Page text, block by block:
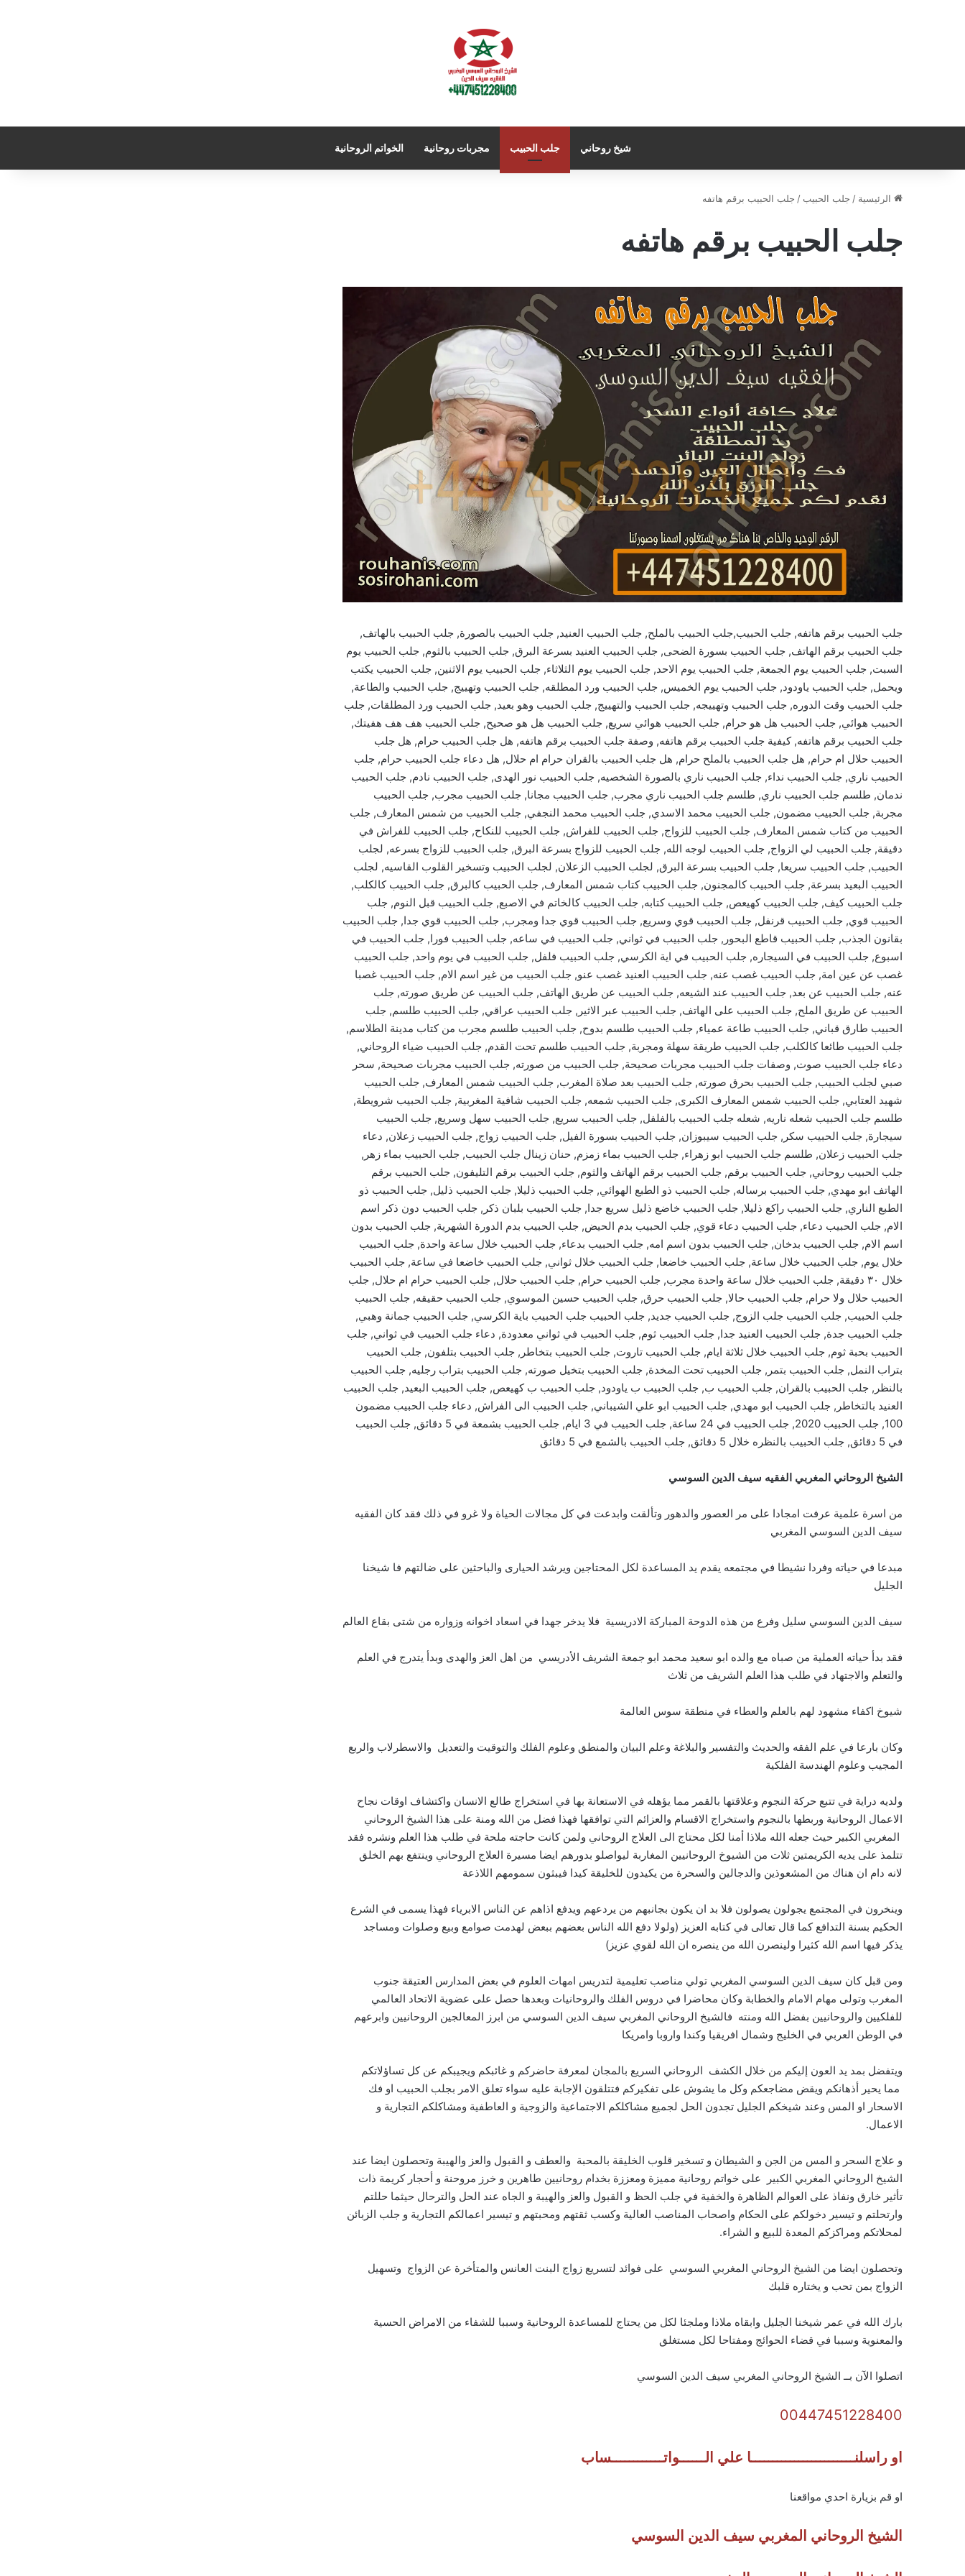
شيخ روحاني جلب الحبيب مجربات روحانية الخواتم الروحانية
الرئيسية / جلب الحبيب / جلب الحبيب برقم هاتفه
جلب الحبيب برقم هاتفه
جلب الحبيب برقم هاتفه, جلب الحبيب,جلب الحبيب بالملح, جلب الحبيب العنيد, جلب الحبيب بالصورة, جلب الحبيب بالهاتف,
جلب الحبيب برقم الهاتف, جلب الحبيب بسورة الضحى, جلب الحبيب العنيد بسرعة البرق, جلب الحبيب بالثوم, جلب الحبيب يوم
السبت, جلب الحبيب يوم الجمعة, جلب الحبيب يوم الاحد, جلب الحبيب يوم الثلاثاء, جلب الحبيب يوم الاثنين, جلب الحبيب يكتب
ويحمل, جلب الحبيب ياودود, جلب الحبيب يوم الخميس, جلب الحبيب ورد المطلقه, جلب الحبيب وتهييج, جلب الحبيب والطاعة,
جلب الحبيب وقت الدوره, جلب الحبيب وتهييجه, جلب الحبيب والتهييج, جلب الحبيب وهو بعيد, جلب الحبيب ورد المطلقات, جلب
الحبيب هوائي, جلب الحبيب هل هو حرام, جلب الحبيب هوائي سريع, جلب الحبيب هل هو صحيح, جلب الحبيب هف هف هفيتك,
جلب الحبيب برقم هاتفه, كيفية جلب الحبيب برقم هاتفه, وصفة جلب الحبيب برقم هاتفه, هل جلب الحبيب حرام, هل جلب
الحبيب حلال ام حرام, هل جلب الحبيب بالملح حرام, هل جلب الحبيب بالقران حرام ام حلال, هل دعاء جلب الحبيب حرام, جلب
الحبيب ناري, جلب الحبيب نداء, جلب الحبيب ناري بالصورة الشخصيه, جلب الحبيب نور الهدى, جلب الحبيب نادم, جلب الحبيب
ندمان, طلسم جلب الحبيب ناري, طلسم جلب الحبيب ناري مجرب, جلب الحبيب مجانا, جلب الحبيب مجرب, جلب الحبيب
مجربة, جلب الحبيب مضمون, جلب الحبيب محمد الاسدي, جلب الحبيب محمد النجفي, جلب الحبيب من شمس المعارف, جلب
الحبيب من كتاب شمس المعارف, جلب الحبيب للزواج, جلب الحبيب للفراش, جلب الحبيب للنكاح, جلب الحبيب للفراش في
دقيقة, جلب الحبيب لي الزواج, جلب الحبيب لوجه الله, جلب الحبيب للزواج بسرعة البرق, جلب الحبيب للزواج بسرعه, لجلب
الحبيب, جلب الحبيب سريعا, جلب الحبيب بسرعة البرق, لجلب الحبيب الزعلان, لجلب الحبيب وتسخير القلوب القاسيه, لجلب
الحبيب البعيد بسرعة, جلب الحبيب كالمجنون, جلب الحبيب كتاب شمس المعارف, جلب الحبيب كالبرق, جلب الحبيب كالكلب,
جلب الحبيب كيف, جلب الحبيب كهيعص, جلب الحبيب كتابه, جلب الحبيب كالخاتم في الاصبع, جلب الحبيب قبل النوم, جلب
الحبيب قوي, جلب الحبيب قرنفل, جلب الحبيب قوي وسريع, جلب الحبيب قوي جدا ومجرب, جلب الحبيب قوي جدا, جلب الحبيب
بقانون الجذب, جلب الحبيب قاطع البحور, جلب الحبيب في ثواني, جلب الحبيب في ساعه, جلب الحبيب فورا, جلب الحبيب في
اسبوع, جلب الحبيب في السيجاره, جلب الحبيب في اية الكرسي, جلب الحبيب فلفل, جلب الحبيب في يوم واحد, جلب الحبيب
غصب عن عين امة, جلب الحبيب غصب عنه, جلب الحبيب العنيد غصب عنو, جلب الحبيب من غير اسم الام, جلب الحبيب غصبا
عنه, جلب الحبيب عن بعد, جلب الحبيب عند الشيعه, جلب الحبيب عن طريق الهاتف, جلب الحبيب عن طريق صورته, جلب
الحبيب عن طريق الملح, جلب الحبيب على الهاتف, جلب الحبيب عبر الاثير, جلب الحبيب عراقي, جلب الحبيب طلسم, جلب
الحبيب طارق قباني, جلب الحبيب طاعة عمياء, جلب الحبيب طلسم بدوح, جلب الحبيب طلسم مجرب من كتاب مدينة الطلاسم,
جلب الحبيب طائعا كالكلب, جلب الحبيب طريقة سهلة ومجربة, جلب الحبيب طلسم تحت القدم, جلب الحبيب ضياء الروحاني,
دعاء جلب الحبيب صوت, وصفات جلب الحبيب مجربات صحيحة, جلب الحبيب من صورته, جلب الحبيب مجربات صحيحة, سحر
صبي لجلب الحبيب, جلب الحبيب بحرق صورته, جلب الحبيب بعد صلاة المغرب, جلب الحبيب شمس المعارف, جلب الحبيب
شهيد العتابي, جلب الحبيب شمس المعارف الكبرى, جلب الحبيب شمعه, جلب الحبيب شافية المغربية, جلب الحبيب شرويطة,
طلسم جلب الحبيب شعله ناريه, شعله جلب الحبيب بالفلفل, جلب الحبيب سريع, جلب الحبيب سهل وسريع, جلب الحبيب
سيجارة, جلب الحبيب سكر, جلب الحبيب سيبوزان, جلب الحبيب بسورة الفيل, جلب الحبيب زواج, جلب الحبيب زعلان, دعاء
جلب الحبيب زعلان, طلسم جلب الحبيب ابو زهراء, جلب الحبيب بماء زمزم, حنان زينال جلب الحبيب, جلب الحبيب بماء زهر,
جلب الحبيب روحاني, جلب الحبيب برقم, جلب الحبيب برقم الهاتف والثوم, جلب الحبيب برقم التليفون, جلب الحبيب برقم
الهاتف ابو مهدي, جلب الحبيب برساله, جلب الحبيب ذو الطبع الهوائي, جلب الحبيب ذليلا, جلب الحبيب ذليل, جلب الحبيب ذو
الطبع الناري, جلب الحبيب راكع ذليلا, جلب الحبيب خاضع ذليل سريع جدا, جلب الحبيب بلبان ذكر, جلب الحبيب دون ذكر اسم
الام, جلب الحبيب دعاء, جلب الحبيب دعاء قوي, جلب الحبيب بدم الحيض, جلب الحبيب بدم الدورة الشهرية, جلب الحبيب بدون
اسم الام, جلب الحبيب بدخان, جلب الحبيب بدون اسم امه, جلب الحبيب بدعاء, جلب الحبيب خلال ساعة واحدة, جلب الحبيب
خلال يوم, جلب الحبيب خلال ساعة, جلب الحبيب خاضعا, جلب الحبيب خلال ثواني, جلب الحبيب خاضعا في ساعة, جلب الحبيب
خلال ٣٠ دقيقة, جلب الحبيب خلال ساعة واحدة مجرب, جلب الحبيب حرام, جلب الحبيب حلال, جلب الحبيب حرام ام حلال, جلب
الحبيب حلال ولا حرام, جلب الحبيب حالا, جلب الحبيب حرق, جلب الحبيب حسين الموسوي, جلب الحبيب حقيقه, جلب الحبيب
جلب الحبيب, جلب الحبيب جلب الزوج, جلب الحبيب جديد, جلب الحبيب جلب الحبيب باية الكرسي, جلب الحبيب جمانة وهبي,
جلب الحبيب جدة, جلب الحبيب العنيد جدا, جلب الحبيب ثوم, جلب الحبيب في ثواني معدودة, دعاء جلب الحبيب في ثواني, جلب
الحبيب بحبة ثوم, جلب الحبيب خلال ثلاثة ايام, جلب الحبيب تاروت, جلب الحبيب بتخاطر, جلب الحبيب بتلفون, جلب الحبيب
بتراب النمل, جلب الحبيب بتمر, جلب الحبيب تحت المخدة, جلب الحبيب بتخيل صورته, جلب الحبيب بتراب رجليه, جلب الحبيب
بالنظر, جلب الحبيب بالقران, جلب الحبيب ب, جلب الحبيب ب ياودود, جلب الحبيب ب كهيعص, جلب الحبيب البعيد, جلب الحبيب
العنيد بالتخاطر, جلب الحبيب ابو مهدي, جلب الحبيب ابو علي الشيباني, جلب الحبيب الى الفراش, دعاء جلب الحبيب مضمون
100, جلب الحبيب 2020, جلب الحبيب في 24 ساعة, جلب الحبيب في 3 ايام, جلب الحبيب بشمعة في 5 دقائق, جلب الحبيب
في 5 دقائق, جلب الحبيب بالنظره خلال 5 دقائق, جلب الحبيب بالشمع في 5 دقائق
الشيخ الروحاني المغربي الفقيه سيف الدين السوسي
من اسرة علمية عرفت امجادا على مر العصور والدهور وتألقت وابدعت في كل مجالات الحياة ولا غرو في ذلك فقد كان الفقيه
سيف الدين السوسي المغربي
مبدعا في حياته وفردا نشيطا في مجتمعه يقدم يد المساعدة لكل المحتاجين ويرشد الحيارى والباحثين على ضالتهم فا شيخنا
الجليل
سيف الدين السوسي سليل وفرع من هذه الدوحة المباركة الادريسية فلا يدخر جهدا في اسعاد اخوانه وزواره من شتى بقاع العالم
فقد بدأ حياته العملية من صباه مع والده ابو سعيد محمد ابو جمعة الشريف الأدريسي من اهل العز والهدى وبدأ يتدرج في العلم
والتعلم والاجتهاد في طلب هذا العلم الشريف من ثلاث
شيوخ اكفاء مشهود لهم بالعلم والعطاء في منطقة سوس العالمة
وكان بارعا في علم الفقه والحديث والتفسير والبلاغة وعلم البيان والمنطق وعلوم الفلك والتوقيت والتعديل والاسطرلاب والربع
المجيب وعلوم الهندسة الفلكية
ولديه دراية في تتبع حركة النجوم وعلاقتها بالقمر مما يؤهله في الاستعانة بها في استخراج طالع الانسان واكتشاف اوقات نجاح
الاعمال الروحانية وربطها بالنجوم واستخراج الاقسام والعزائم التي توافقها فهذا فضل من الله ومنة على هذا الشيخ الروحاني
المغربي الكبير حيث جعله الله ملاذا أمنا لكل محتاج الى العلاج الروحاني ولمن كانت حاجته ملحة في طلب هذا العلم ونشره فقد
تتلمذ على يديه الكريمتين ثلات من الشيوخ الروحانيين المغاربة ليواصلو بدورهم ايضا مسيرة العلاج الروحاني وينتفع بهم الخلق
لانه دام ان هناك من المشعوذين والدجالين والسحرة من يكيدون للخليقة كيدا فيبثون سمومهم اللاذعة
وينخرون في المجتمع يجولون يصولون فلا بد ان يكون بجانبهم من يردعهم ويدفع اذاهم عن الناس الابرياء فهذا يسمى في الشرع
الحكيم بسنة التدافع كما قال تعالى في كتابه العزيز (ولولا دفع الله الناس بعضهم ببعض لهدمت صوامع وبيع وصلوات ومساجد
يذكر فيها اسم الله كثيرا ولينصرن الله من ينصره ان الله لقوي عزيز)
ومن قبل كان سيف الدين السوسي المغربي تولي مناصب تعليمية لتدريس امهات العلوم في بعض المدارس العتيقة جنوب
المغرب وتولى مهام الامام والخطابة وكان محاضرا في دروس الفلك والروحانيات وبعدها حصل على عضوية الاتحاد العالمي
للفلكيين والروحانيين بفضل الله ومنته فالشيخ الروحاني المغربي سيف الدين السوسي من ابرز المعالجين الروحانيين وابرعهم
في الوطن العربي في الخليج وشمال افريقيا وكندا واروبا وامريكا
ويتفضل بمد يد العون إليكم من خلال الكشف الروحاني السريع بالمجان لمعرفة حاضركم و غائبكم ويجيبكم عن كل تساؤلاتكم
مما يحير أذهانكم ويقض مضاجعكم وكل ما يشوش على تفكيركم فتتلقون الإجابة عليه سواء تعلق الامر بجلب الحبيب او فك
الاسحار او المس وعند شيخكم الجليل تجدون الحل لجميع مشاكلكم الاجتماعية والزوجية و العاطفية ومشاكلكم التجارية و
الاعمال.
و علاج السحر و المس من الجن و الشيطان و تسخير قلوب الخليقة بالمحبة والعطف و القبول والعز والهيبة وتحصلون ايضا عند
الشيخ الروحاني المغربي الكبير على خواتم روحانية مميزة ومعززة بخدام روحانيين طاهرين و خرز مروحنة و أحجار كريمة ذات
تأثير خارق ونفاذ على العوالم الظاهرة والخفية في جلب الحظ و القبول والعز والهيبة و الجاه عند الحل والترحال حيثما حللتم
وارتحلتم و تيسير دخولكم على الحكام واصحاب المناصب العالية وكسب ثقتهم ومحبتهم و تيسير اعمالكم التجارية و جلب الزبائن
لمحلاتكم ومراكزكم المعدة للبيع و الشراء.
وتحصلون ايضا من الشيخ الروحاني المغربي السوسي على فوائد لتسريع زواج البنت العانس والمتأخرة عن الزواج وتسهيل
الزواج بمن تحب و يختاره قلبك
بارك الله في عمر شيخنا الجليل وابقاه ملاذا وملجئا لكل من يحتاج للمساعدة الروحانية وسببا للشفاء من الامراض الحسية
والمعنوية وسببا في قضاء الحوائج ومفتاحا لكل مستغلق
اتصلوا الآن بــ الشيخ الروحاني المغربي سيف الدين السوسي
00447451228400
او راسلنــــــــــــــــــــــــا علي الــــــواتــــــــــــساب
او قم بزيارة احدي مواقعنا
الشيخ الروحاني المغربي سيف الدين السوسي